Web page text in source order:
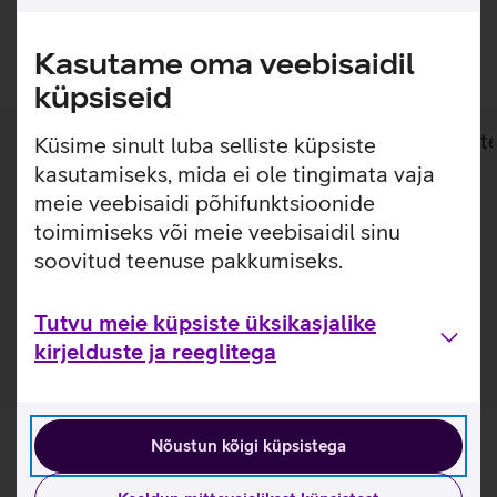
Kasutame oma veebisaidil
küpsiseid
Küsime sinult luba selliste küpsiste
kasutamiseks, mida ei ole tingimata vaja
meie veebisaidi põhifunktsioonide
toimimiseks või meie veebisaidil sinu
soovitud teenuse pakkumiseks.
Tutvu meie küpsiste üksikasjalike
kirjelduste ja reeglitega
Nõustun kõigi küpsistega
Lisainfo Tehnilised andmed
Lisainfo
Galaxy A33 kaarditaskuga ümbris on valmistatud TPU
materjalist, et kaitsta sinu telefoni igapäevaste kriimustuste